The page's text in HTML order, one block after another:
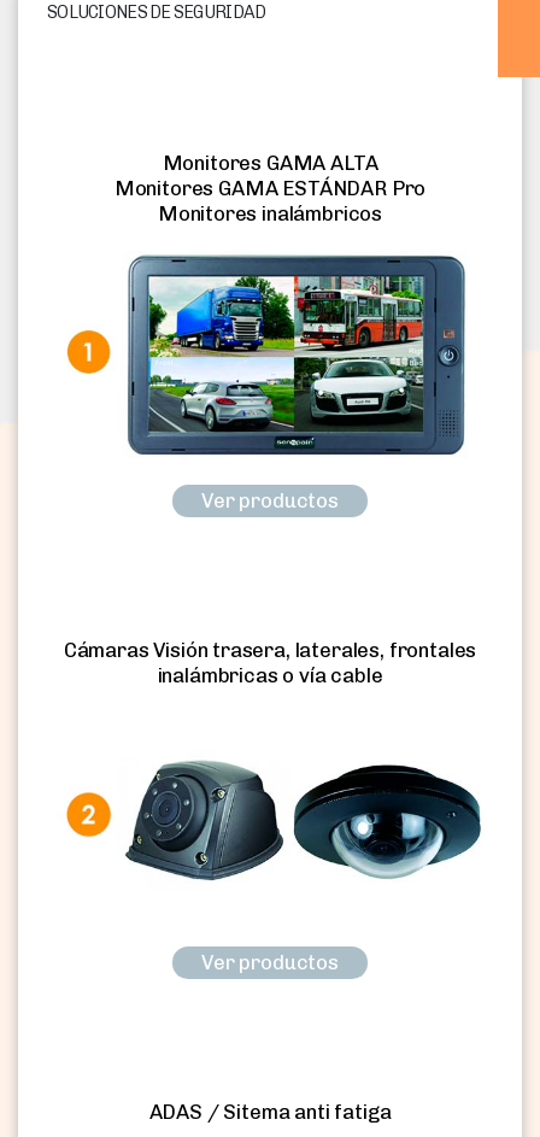
SOLUCIONES DE SEGURIDAD
Monitores GAMA ALTA
Monitores GAMA ESTÁNDAR Pro
Monitores inalámbricos
Ver productos
Cámaras Visión trasera, laterales, frontales
inalámbricas o vía cable
Ver productos
ADAS / Sitema anti fatiga